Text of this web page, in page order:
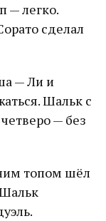
— легко.
сделал
— Ли и
Шальк с
— без
топом шёл